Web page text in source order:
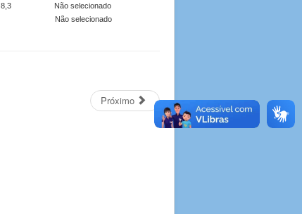
8,3
Não selecionado
Não selecionado
Próximo